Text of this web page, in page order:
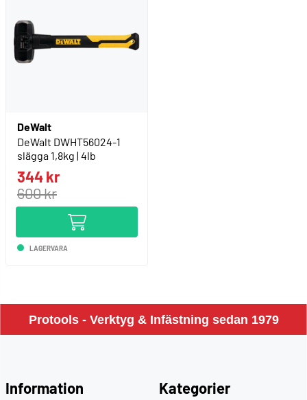
DeWalt
DeWalt DWHT56024-1
slägga 1,8kg | 4lb
344 kr
600 kr
LAGERVARA
Protools - Verktyg & Infästning sedan 1979
Information Kategorier